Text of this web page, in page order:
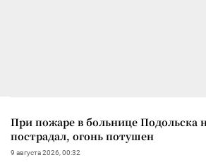
При пожаре в больнице Подольска
пострадал, огонь потушен
9 августа 2026, 00:32